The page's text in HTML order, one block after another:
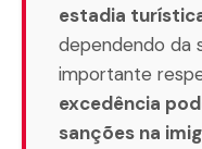
estadia
dependendo da
importante
excedência
sanções na